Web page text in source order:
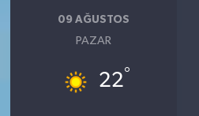
09 AĞUSTOS
PAZAR
22°